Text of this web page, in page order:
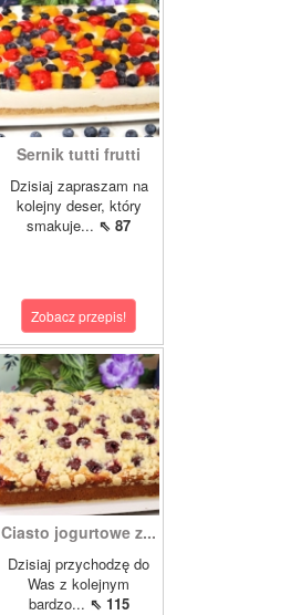
Sernik tutti frutti
Dzisiaj zapraszam na
kolejny deser, który
smakuje... ⇖ 87
Zobacz przepis!
Ciasto jogurtowe z...
Dzisiaj przychodzę do
Was z kolejnym
bardzo... ⇖ 115